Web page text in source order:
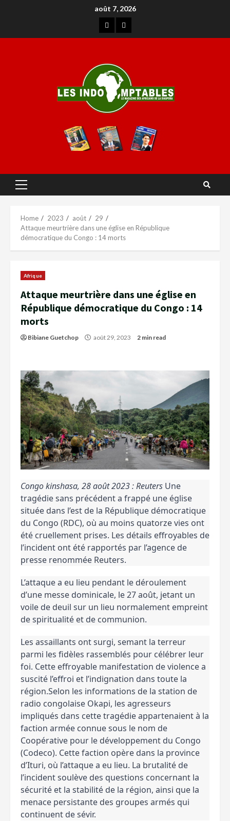
août 7, 2026
Home 2023 août
29
Attaque meurtrière dans une église en République
démocratique du Congo : 14 morts
Afrique
Attaque meurtrière dans une église en
République démocratique du Congo : 14
morts
Bibiane Guetchop août 29, 2023 2 min read
Congo kinshasa, 28 août 2023 : Reuters Une
tragédie sans précédent a frappé une église
située dans l’est de la République démocratique
du Congo (RDC), où au moins quatorze vies ont
été cruellement prises. Les détails effroyables de
l’incident ont été rapportés par l’agence de
presse renommée Reuters.
L’attaque a eu lieu pendant le déroulement
d’une messe dominicale, le 27 août, jetant un
voile de deuil sur un lieu normalement empreint
de spiritualité et de communion.
Les assaillants ont surgi, semant la terreur
parmi les fidèles rassemblés pour célébrer leur
foi. Cette effroyable manifestation de violence a
suscité l’effroi et l’indignation dans toute la
région.Selon les informations de la station de
radio congolaise Okapi, les agresseurs
impliqués dans cette tragédie appartenaient à la
faction armée connue sous le nom de
Coopérative pour le développement du Congo
(Codeco). Cette faction opère dans la province
d’Ituri, où l’attaque a eu lieu. La brutalité de
l’incident soulève des questions concernant la
sécurité et la stabilité de la région, ainsi que la
menace persistante des groupes armés qui
continuent de sévir.